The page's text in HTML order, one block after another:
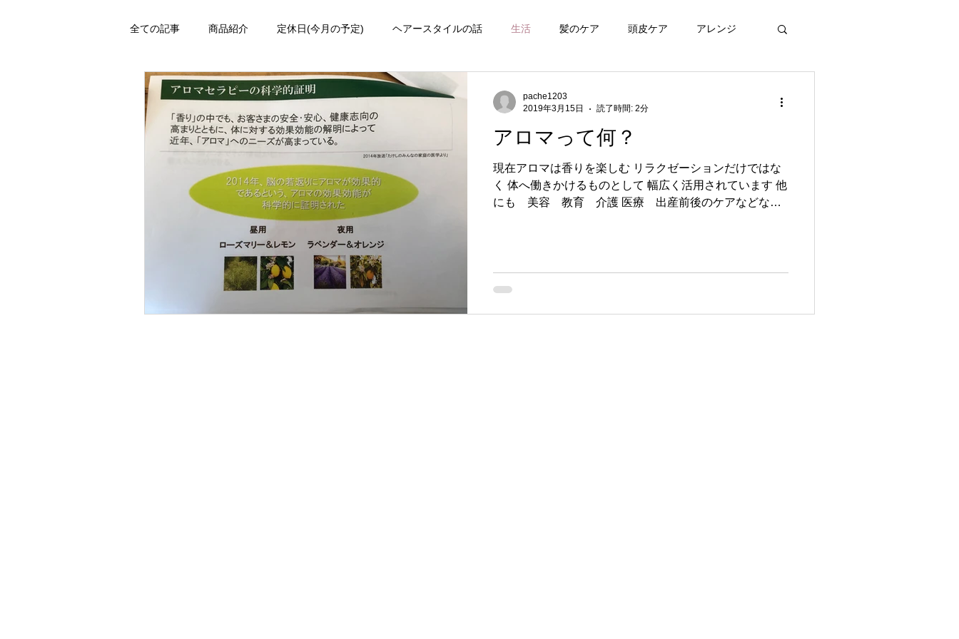
全ての記事 商品紹介 定休日(今月の予定) ヘアースタイルの話 生活 髪のケア 頭皮ケア アレンジ
日々 施術メニュー 絶対知ってほしい事
アロマって何？
現在アロマは香りを楽しむ リラクゼーションだけではな
く 体へ働きかけるものとして 幅広く活用されています 他
にも 美容 教育 介護 医療 出産前後のケアなどなど
pache1203
2019年3月15日
読了時間: 2分